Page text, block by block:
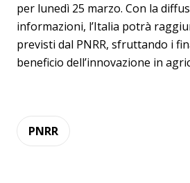
per lunedì 25 marzo. Con la
informazioni, l’Italia potrà
previsti dal PNRR, sfruttando i
beneficio dell’innovazione in
PNRR